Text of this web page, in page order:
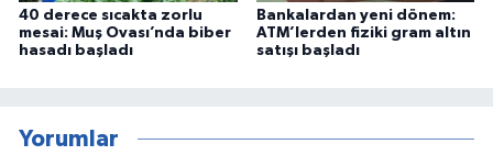
40 derece sıcakta zorlu
mesai: Muş Ovası’nda biber
hasadı başladı
Bankalardan yeni dönem:
ATM’lerden fiziki gram altın
satışı başladı
Yorumlar